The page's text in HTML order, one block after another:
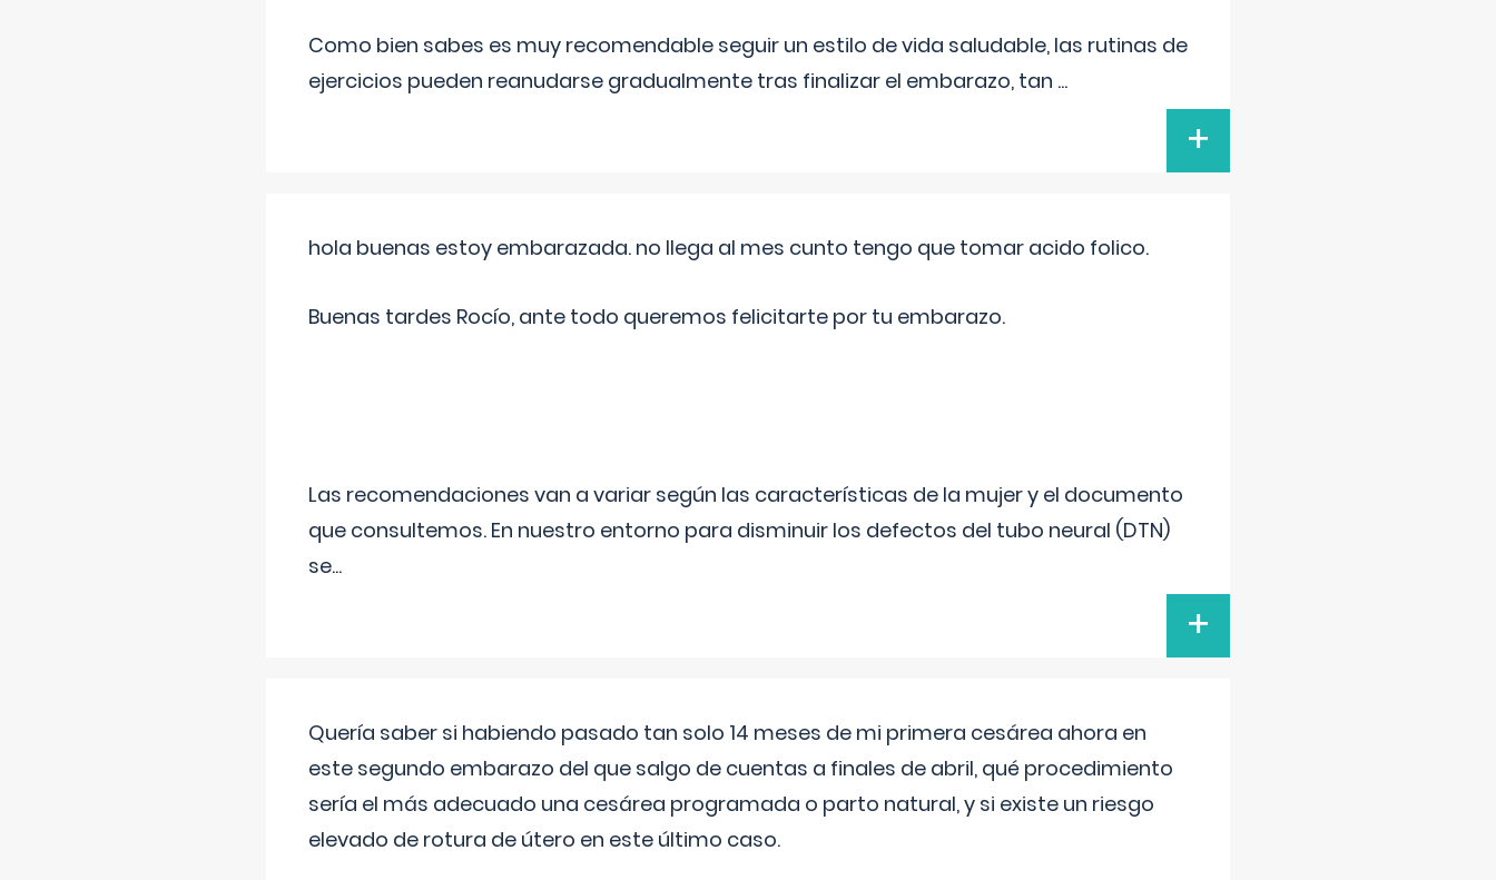
Como bien sabes es muy recomendable seguir un estilo de vida saludable, las rutinas de
ejercicios pueden reanudarse gradualmente tras finalizar el embarazo, tan ...
+
hola buenas estoy embarazada. no llega al mes cunto tengo que tomar acido folico.
Buenas tardes Rocío, ante todo queremos felicitarte por tu embarazo.
Las recomendaciones van a variar según las características de la mujer y el documento
que consultemos. En nuestro entorno para disminuir los defectos del tubo neural (DTN)
se...
+
Quería saber si habiendo pasado tan solo 14 meses de mi primera cesárea ahora en
este segundo embarazo del que salgo de cuentas a finales de abril, qué procedimiento
sería el más adecuado una cesárea programada o parto natural, y si existe un riesgo
elevado de rotura de útero en este último caso.